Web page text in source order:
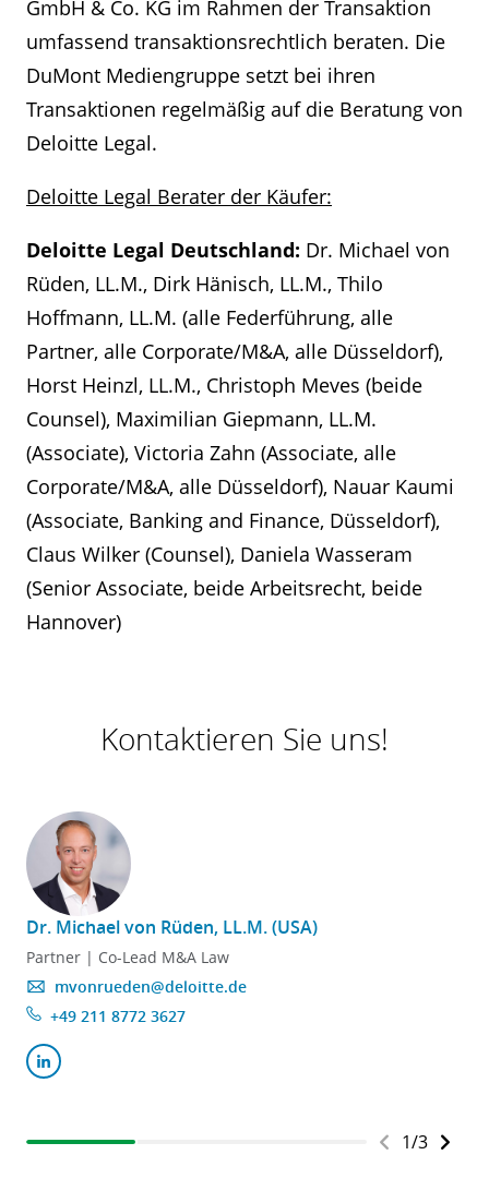
GmbH & Co. KG im Rahmen der Transaktion
umfassend transaktionsrechtlich beraten. Die
DuMont Mediengruppe setzt bei ihren
Transaktionen regelmäßig auf die Beratung von
Deloitte Legal.
Deloitte Legal Berater der Käufer:
Deloitte Legal Deutschland: Dr. Michael von
Rüden, LL.M., Dirk Hänisch, LL.M., Thilo
Hoffmann, LL.M. (alle Federführung, alle
Partner, alle Corporate/M&A, alle Düsseldorf),
Horst Heinzl, LL.M., Christoph Meves (beide
Counsel), Maximilian Giepmann, LL.M.
(Associate), Victoria Zahn (Associate, alle
Corporate/M&A, alle Düsseldorf), Nauar Kaumi
(Associate, Banking and Finance, Düsseldorf),
Claus Wilker (Counsel), Daniela Wasseram
(Senior Associate, beide Arbeitsrecht, beide
Hannover)
Kontaktieren Sie uns!
Dr. Michael von Rüden, LL.M. (USA)
Partner | Co-Lead M&A Law
mvonrueden@deloitte.de
+49 211 8772 3627
1/3